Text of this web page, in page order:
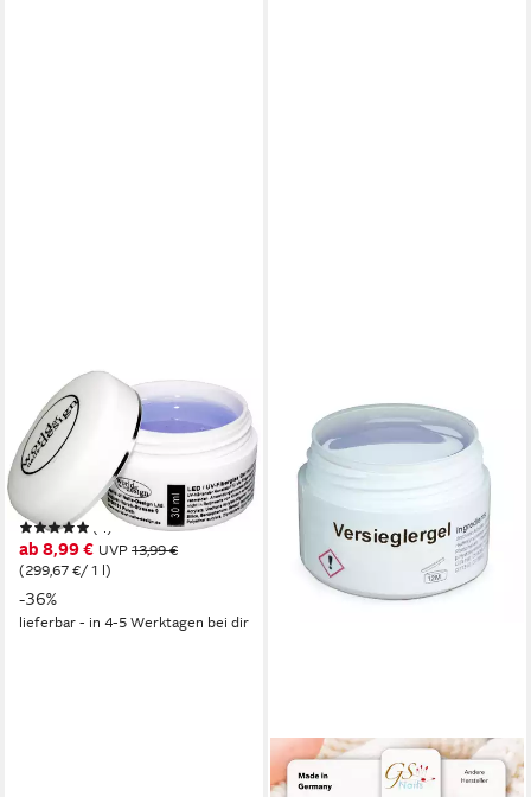
WORLD OF NAILS-DESIGN
UV-Gel LED/UV-Fiberglas Gel
klar 1 Phasengel, Aufbaugel
mit Sunblocker, professionelle
Studioqualität
ab 8,99 € UVP 13,99 €
(299,67 €/ 1 l)
-36%
lieferbar - in 4-5 Werktagen bei dir
GS-NAILS
UV-Gel Versieglergel 5ml,